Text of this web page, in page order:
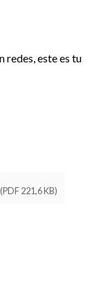
redes, este es tu
(PDF 221,6 KB)